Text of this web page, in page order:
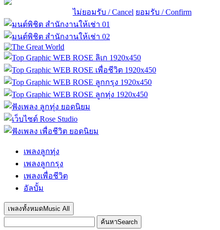
ไม่ยอมรับ / Cancel ยอมรับ / Confirm
เพลงลูกทุ่ง
เพลงลูกกรุง
เพลงเพื่อชีวิต
อัลบั้ม
เพลงทั้งหมด Music All
ค้นหาSearch